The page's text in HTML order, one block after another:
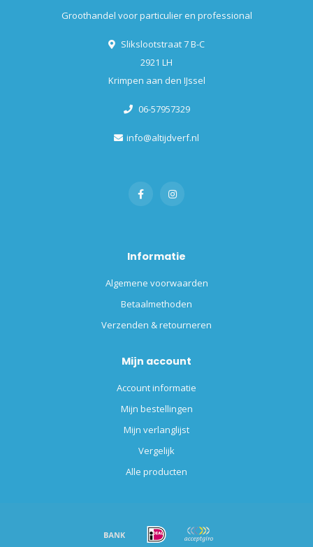
Groothandel voor particulier en professional
Slikslootstraat 7 B-C
2921 LH
Krimpen aan den IJssel
06-57957329
info@altijdverf.nl
Informatie
Algemene voorwaarden
Betaalmethoden
Verzenden & retourneren
Mijn account
Account informatie
Mijn bestellingen
Mijn verlanglijst
Vergelijk
Alle producten